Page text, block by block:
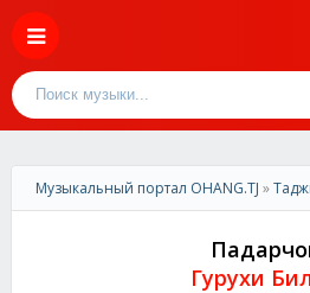
Музыкальный портал OHANG.TJ »
Гурухи